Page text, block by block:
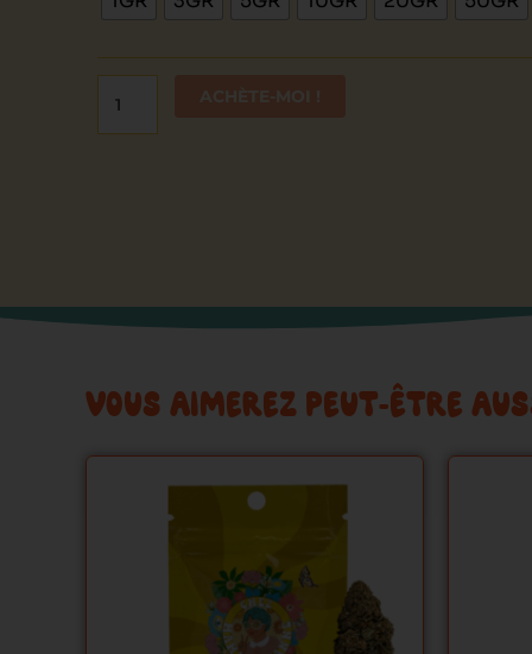
Orange
Bud
VOUS AIMEREZ PEUT-ÊTRE
variations.
Les
options